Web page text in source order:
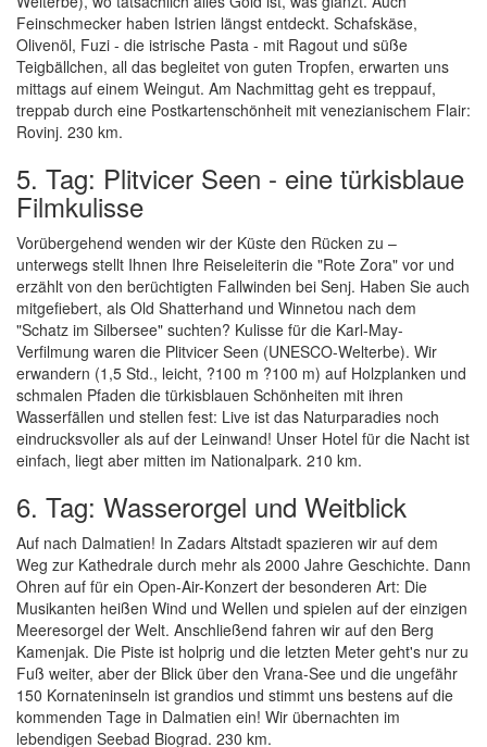
Feinschmecker haben Istrien längst entdeckt. Schafskäse,
Olivenöl, Fuzi - die istrische Pasta - mit Ragout und süße
Teigbällchen, all das begleitet von guten Tropfen, erwarten uns
mittags auf einem Weingut. Am Nachmittag geht es treppauf,
treppab durch eine Postkartenschönheit mit venezianischem Flair:
Rovinj. 230 km.
5. Tag: Plitvicer Seen - eine türkisblaue
Filmkulisse
Vorübergehend wenden wir der Küste den Rücken zu –
unterwegs stellt Ihnen Ihre Reiseleiterin die "Rote Zora" vor und
erzählt von den berüchtigten Fallwinden bei Senj. Haben Sie auch
mitgefiebert, als Old Shatterhand und Winnetou nach dem
"Schatz im Silbersee" suchten? Kulisse für die Karl-May-
Verfilmung waren die Plitvicer Seen (UNESCO-Welterbe). Wir
erwandern (1,5 Std., leicht, ?100 m ?100 m) auf Holzplanken und
schmalen Pfaden die türkisblauen Schönheiten mit ihren
Wasserfällen und stellen fest: Live ist das Naturparadies noch
eindrucksvoller als auf der Leinwand! Unser Hotel für die Nacht ist
einfach, liegt aber mitten im Nationalpark. 210 km.
6. Tag: Wasserorgel und Weitblick
Auf nach Dalmatien! In Zadars Altstadt spazieren wir auf dem
Weg zur Kathedrale durch mehr als 2000 Jahre Geschichte. Dann
Ohren auf für ein Open-Air-Konzert der besonderen Art: Die
Musikanten heißen Wind und Wellen und spielen auf der einzigen
Meeresorgel der Welt. Anschließend fahren wir auf den Berg
Kamenjak. Die Piste ist holprig und die letzten Meter geht's nur zu
Fuß weiter, aber der Blick über den Vrana-See und die ungefähr
150 Kornateninseln ist grandios und stimmt uns bestens auf die
kommenden Tage in Dalmatien ein! Wir übernachten im
lebendigen Seebad Biograd. 230 km.